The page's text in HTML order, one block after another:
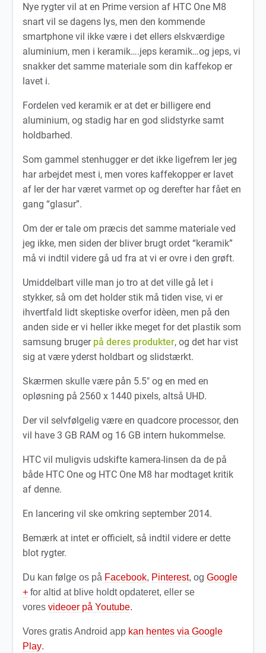
Nye rygter vil at en Prime version af HTC One M8
snart vil se dagens lys, men den kommende
smartphone vil ikke være i det ellers elskværdige
aluminium, men i keramik….jeps keramik…og jeps, vi
snakker det samme materiale som din kaffekop er
lavet i.
Fordelen ved keramik er at det er billigere end
aluminium, og stadig har en god slidstyrke samt
holdbarhed.
Som gammel stenhugger er det ikke ligefrem ler jeg
har arbejdet mest i, men vores kaffekopper er lavet
af ler der har været varmet op og derefter har fået en
gang “glasur”.
Om der er tale om præcis det samme materiale ved
jeg ikke, men siden der bliver brugt ordet “keramik”
må vi indtil videre gå ud fra at vi er ovre i den grøft.
Umiddelbart ville man jo tro at det ville gå let i
stykker, så om det holder stik må tiden vise, vi er
ihvertfald lidt skeptiske overfor idèen, men på den
anden side er vi heller ikke meget for det plastik som
samsung bruger på deres produkter, og det har vist
sig at være yderst holdbart og slidstærkt.
Skærmen skulle være pån 5.5″ og en med en
opløsning på 2560 x 1440 pixels, altså UHD.
Der vil selvfølgelig være en quadcore processor, den
vil have 3 GB RAM og 16 GB intern hukommelse.
HTC vil muligvis udskifte kamera-linsen da de på
både HTC One og HTC One M8 har modtaget kritik
af denne.
En lancering vil ske omkring september 2014.
Bemærk at intet er officielt, så indtil videre er dette
blot rygter.
Du kan følge os på Facebook, Pinterest, ogGoogle
+ for altid at blive holdt opdateret, eller se
voresvideoer på Youtube.
Vores gratis Android app kan hentes via Google
Play.